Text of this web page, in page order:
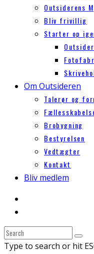
Outsiderens
Bliv frivillig
Starter op
Om Outsideren
Talerør og
Brobygning
Bestyrelsen
Vedtægter
Kontakt
Bliv medlem
Type to search or hit